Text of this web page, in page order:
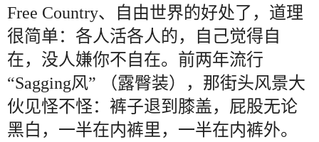
Free Country、自由世界的好处了，道理
很简单：各人活各人的，自己觉得自
在，没人嫌你不自在。前两年流行
“Sagging风” （露臀装），那街头风景大
伙见怪不怪：裤子退到膝盖，屁股无论
黑白，一半在内裤里，一半在内裤外。